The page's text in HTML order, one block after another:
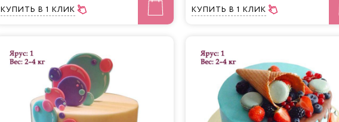
КУПИТЬ В 1 КЛИК КУПИТЬ В 1 КЛИК